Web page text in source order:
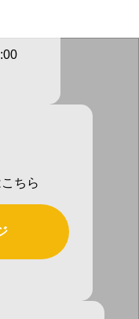
ちら